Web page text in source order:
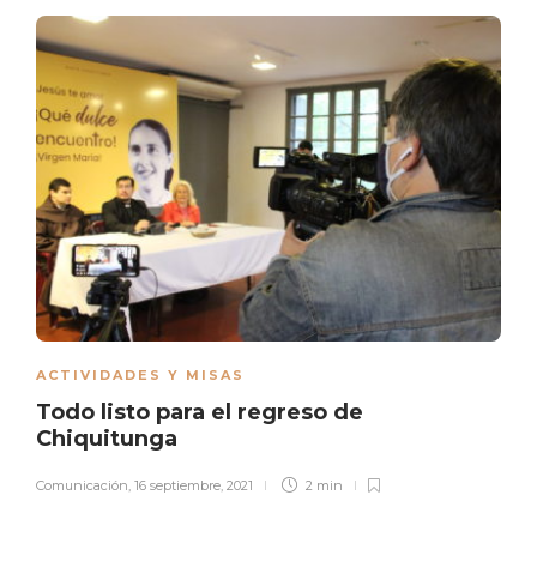
ACTIVIDADES Y MISAS
Todo listo para el regreso de
Chiquitunga
Comunicación, 16 septiembre, 2021 2 min